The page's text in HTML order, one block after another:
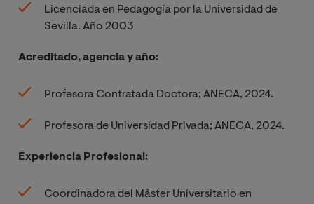
Licenciada en Pedagogía por la Universidad de
Sevilla. Año 2003
Acreditado, agencia y año:
Profesora Contratada Doctora; ANECA, 2024.
Profesora de Universidad Privada; ANECA, 2024.
Experiencia Profesional:
Coordinadora del Máster Universitario en